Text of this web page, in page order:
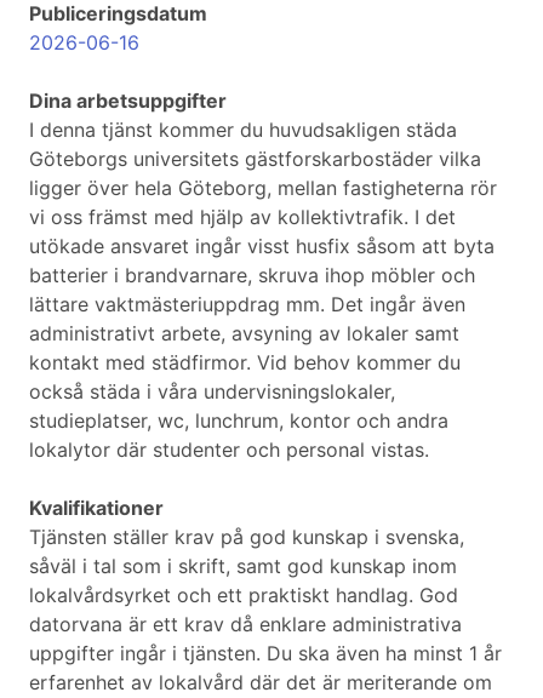
Publiceringsdatum
2026-06-16
Dina arbetsuppgifter
I denna tjänst kommer du huvudsakligen städa
Göteborgs universitets gästforskarbostäder vilka
ligger över hela Göteborg, mellan fastigheterna rör
vi oss främst med hjälp av kollektivtrafik. I det
utökade ansvaret ingår visst husfix såsom att byta
batterier i brandvarnare, skruva ihop möbler och
lättare vaktmästeriuppdrag mm. Det ingår även
administrativt arbete, avsyning av lokaler samt
kontakt med städfirmor. Vid behov kommer du
också städa i våra undervisningslokaler,
studieplatser, wc, lunchrum, kontor och andra
lokalytor där studenter och personal vistas.
Kvalifikationer
Tjänsten ställer krav på god kunskap i svenska,
såväl i tal som i skrift, samt god kunskap inom
lokalvårdsyrket och ett praktiskt handlag. God
datorvana är ett krav då enklare administrativa
uppgifter ingår i tjänsten. Du ska även ha minst 1 år
erfarenhet av lokalvård där det är meriterande om